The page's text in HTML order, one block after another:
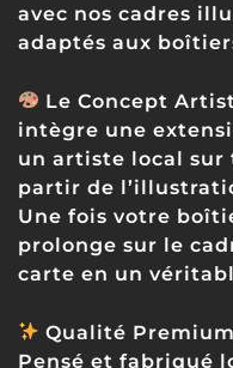
avec nos cadres
adaptés aux
Le Concept
intègre une
un artiste local
partir de
Une fois votre
prolonge sur le
carte en un
Qualité
Pensé et fabriqué